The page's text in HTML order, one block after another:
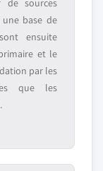
de sources
base de
ensuite
et le
par les
que les